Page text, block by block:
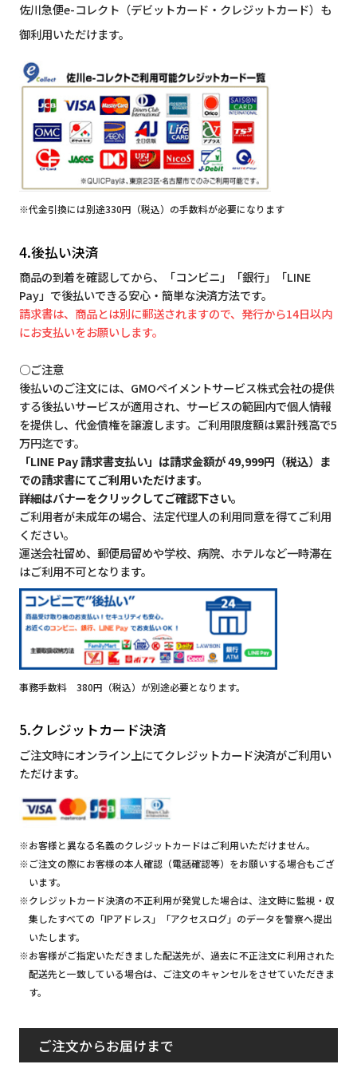
佐川急便e-コレクト（デビットカード・クレジットカード）も
御利用いただけます。
※代金引換には別途330円（税込）の手数料が必要になります
4.後払い決済
商品の到着を確認してから、「コンビニ」「銀行」「LINE
Pay」で後払いできる安心・簡単な決済方法です。
請求書は、商品とは別に郵送されますので、発行から14日以内
にお支払いをお願いします。
○ご注意
後払いのご注文には、GMOペイメントサービス株式会社の提供
する後払いサービスが適用され、サービスの範囲内で個人情報
を提供し、代金債権を譲渡します。ご利用限度額は累計残高で5
万円迄です。
「LINE Pay 請求書支払い」は請求金額が 49,999円（税込）ま
での請求書にてご利用いただけます。
詳細はバナーをクリックしてご確認下さい。
ご利用者が未成年の場合、法定代理人の利用同意を得てご利用
ください。
運送会社留め、郵便局留めや学校、病院、ホテルなど一時滞在
はご利用不可となります。
事務手数料 380円（税込）が別途必要となります。
5.クレジットカード決済
ご注文時にオンライン上にてクレジットカード決済がご利用い
ただけます。
※お客様と異なる名義のクレジットカードはご利用いただけません。
※ご注文の際にお客様の本人確認（電話確認等）をお願いする場合もござ
います。
※クレジットカード決済の不正利用が発覚した場合は、注文時に監視・収
集したすべての「IPアドレス」「アクセスログ」のデータを警察へ提出
いたします。
※お客様がご指定いただきました配送先が、過去に不正注文に利用された
配送先と一致している場合は、ご注文のキャンセルをさせていただきま
す。
ご注文からお届けまで